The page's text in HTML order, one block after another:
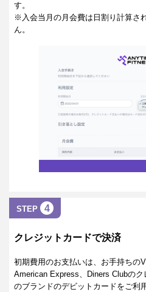
す。
※入会当月の月会費は日割り計算さ
ん。
STEP 4
クレジットカードで決済
初期費用のお支払いは、お手持ちの
American Express、Diners Clubの
のブランドのデビットカードをご利